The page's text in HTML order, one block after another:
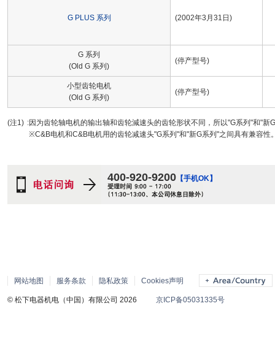
G PLUS 系列 (2002年3月31日)
G 系列
(Old G 系列)
(停产型号)
小型齿轮电机
(Old G 系列)
(停产型号)
(注1) :因为齿轮轴电机的输出轴和齿轮減速头的齿轮形状不同，所以"G系列"和"
※C&B电机和C&B电机用的齿轮减速头"G系列"和"新G系列"之间具有兼容性
400-920-9200 【手机OK】
网站地图 服务条款 隐私政策 Cookies声明
© 松下电器机电（中国）有限公司 2026 京ICP备05031335号